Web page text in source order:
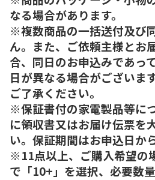
なる場合があります。
※複数商品の一括送付及び
ん。また、ご依頼主様とお
合、同日のお申込みであっ
日が異なる場合がございま
ご了承ください。
※保証書付の家電製品等に
に領収書又はお届け伝票を
い。保証期間はお申込日か
※11点以上、ご購入希望の
で「10+」を選択、必要数